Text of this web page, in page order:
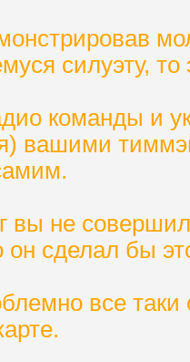
силуэту,
команды и
вашими
вы не
он сделал бы
все таки